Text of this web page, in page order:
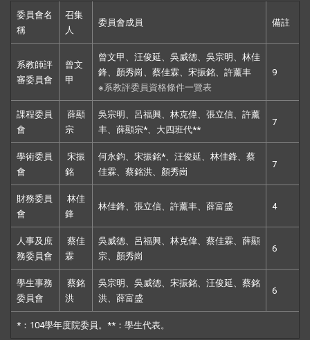
委員會名
稱
召集
人
委員會成員 備註
系教師評
審委員會
曾文
甲
曾文甲、汪俊延、吳威德、吳宗明、林佳
鋒、顏秀崗、蔡佳霖、宋振銘、許薰丰
※系教評委員資格條件一覽表
9
課程委員
會
薛顯
宗
吳宗明、呂福興、林克偉、張立信、許薰
丰、薛顯宗*、大四班代**
7
學術委員
會
宋振
銘
何永鈞、宋振銘*、汪俊延、林佳鋒、蔡
佳霖、蔡銘洪、顏秀崗
7
財務委員
會
林佳
鋒
林佳鋒、張立信、許薰丰、薛富盛 4
人事及庶
務委員會
蔡佳
霖
吳威德、呂福興、林克偉、蔡佳霖、薛顯
宗、顏秀崗
6
學生事務
委員會
蔡銘
洪
吳宗明、吳威德、宋振銘、汪俊延、蔡銘
洪、薛富盛
6
*：104學年度院委員。**：學生代表。